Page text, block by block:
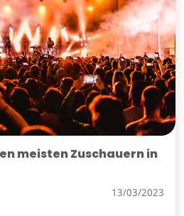
meisten Zuschauern in
13/03/2023